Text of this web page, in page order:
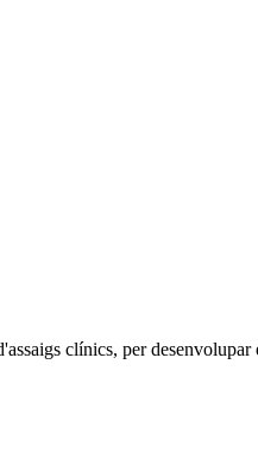
clínics, per desenvolupar